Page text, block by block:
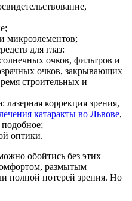
микроэлементов;
для глаз:
очков, фильтров и
очков, закрывающих
строительных и
лазерная коррекция зрения,
катаракты во Львове,
оптики.
обойтись без этих
размытым
полной потерей зрения. Но